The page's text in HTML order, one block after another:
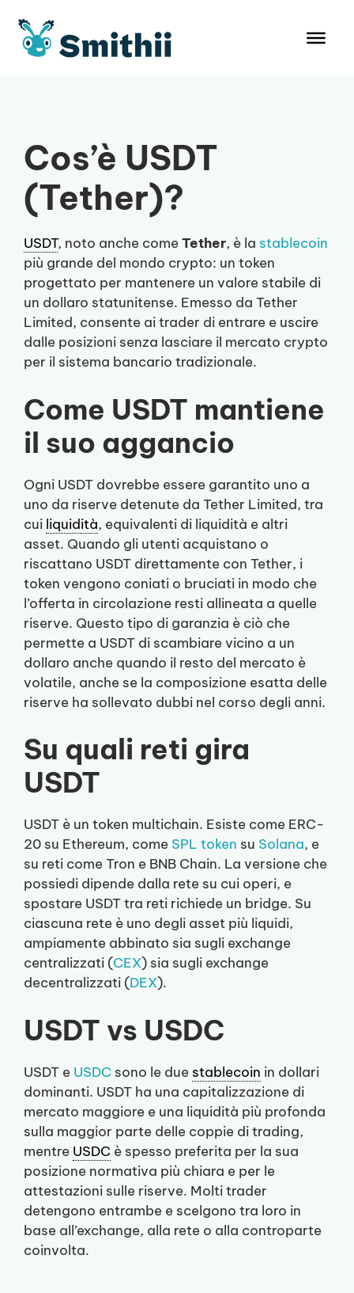
contenuto
Cos’è USDT
(Tether)?
USDT, noto anche comeTether, è la stablecoin
più grande del mondo crypto: un token
progettato per mantenere un valore stabile di
un dollaro statunitense. Emesso da Tether
Limited, consente ai trader di entrare e uscire
dalle posizioni senza lasciare il mercato crypto
per il sistema bancario tradizionale.
Come USDT mantiene
il suo aggancio
Ogni USDT dovrebbe essere garantito uno a
uno da riserve detenute da Tether Limited, tra
cui liquidità, equivalenti di liquidità e altri
asset. Quando gli utenti acquistano o
riscattano USDT direttamente con Tether, i
token vengono coniati o bruciati in modo che
l’offerta in circolazione resti allineata a quelle
riserve. Questo tipo di garanzia è ciò che
permette a USDT di scambiare vicino a un
dollaro anche quando il resto del mercato è
volatile, anche se la composizione esatta delle
riserve ha sollevato dubbi nel corso degli anni.
Su quali reti gira
USDT
USDT è un token multichain. Esiste come ERC-
20 su Ethereum, come SPL token su Solana, e
su reti come Tron e BNB Chain. La versione che
possiedi dipende dalla rete su cui operi, e
spostare USDT tra reti richiede un bridge. Su
ciascuna rete è uno degli asset più liquidi,
ampiamente abbinato sia sugli exchange
centralizzati (CEX) sia sugli exchange
decentralizzati (DEX).
USDT vs USDC
USDT e USDC sono le due stablecoin in dollari
dominanti. USDT ha una capitalizzazione di
mercato maggiore e una liquidità più profonda
sulla maggior parte delle coppie di trading,
mentre USDC è spesso preferita per la sua
posizione normativa più chiara e per le
attestazioni sulle riserve. Molti trader
detengono entrambe e scelgono tra loro in
base all’exchange, alla rete o alla controparte
coinvolta.